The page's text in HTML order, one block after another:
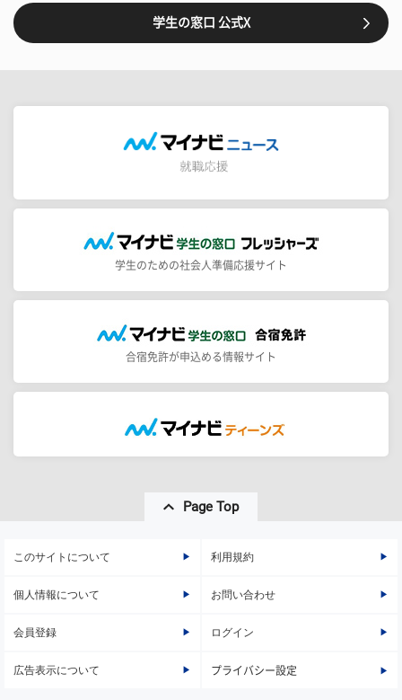
学生の窓口 公式X
学生のための社会人準備応援サイト
合宿免許が申込める情報サイト
Page Top
このサイトについて 利用規約
個人情報について お問い合わせ
会員登録 ログイン
広告表示について プライバシー設定